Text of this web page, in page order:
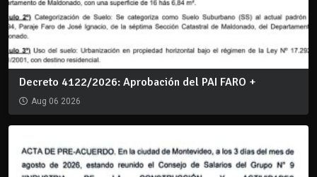
Decreto 4122/2026: Aprobación del PAI FARO +
Aug 06 2026